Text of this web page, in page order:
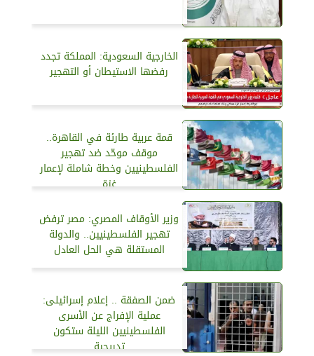
الخارجية السعودية: المملكة تجدد
رفضها الاستيطان أو التهجير
قمة عربية طارئة في القاهرة..
موقف موحّد ضد تهجير
الفلسطينيين وخطة شاملة لإعمار
غزة
وزير الأوقاف المصري: مصر ترفض
تهجير الفلسطينيين.. والدولة
المستقلة هي الحل العادل
ضمن الصفقة .. إعلام إسرائيلى:
عملية الإفراج عن الأسرى
الفلسطينيين الليلة ستكون
تدريجية